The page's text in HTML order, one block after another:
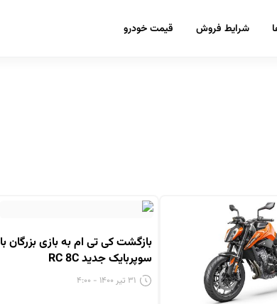
شرایط فروش قیمت خودرو
بازگشت کی تی ام به بازی بزرگان با
سوپربایک جدید RC 8C
۳۱ تیر ۱۴۰۰ - ۴:۰۰